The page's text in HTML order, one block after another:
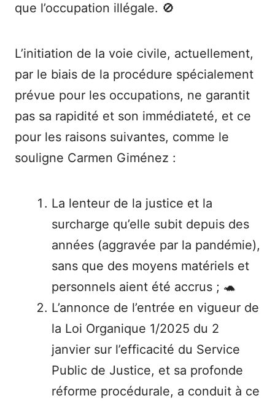
que l’occupation illégale. 🚫
L’initiation de la voie civile, actuellement,
par le biais de la procédure spécialement
prévue pour les occupations, ne garantit
pas sa rapidité et son immédiateté, et ce
pour les raisons suivantes, comme le
souligne Carmen Giménez :
La lenteur de la justice et la
surcharge qu’elle subit depuis des
années (aggravée par la pandémie),
sans que des moyens matériels et
personnels aient été accrus ; 🐢
L’annonce de l’entrée en vigueur de
la Loi Organique 1/2025 du 2
janvier sur l’efficacité du Service
Public de Justice, et sa profonde
réforme procédurale, a conduit à ce